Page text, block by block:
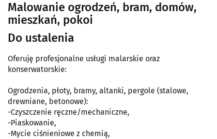
Malowanie ogrodzeń, bram, domów,
mieszkań, pokoi
Do ustalenia
Oferuję profesjonalne usługi malarskie oraz
konserwatorskie:
Ogrodzenia, płoty, bramy, altanki, pergole (stalowe,
drewniane, betonowe):
-Czyszczenie ręczne/mechaniczne,
-Piaskowanie,
-Mycie ciśnieniowe z chemią,